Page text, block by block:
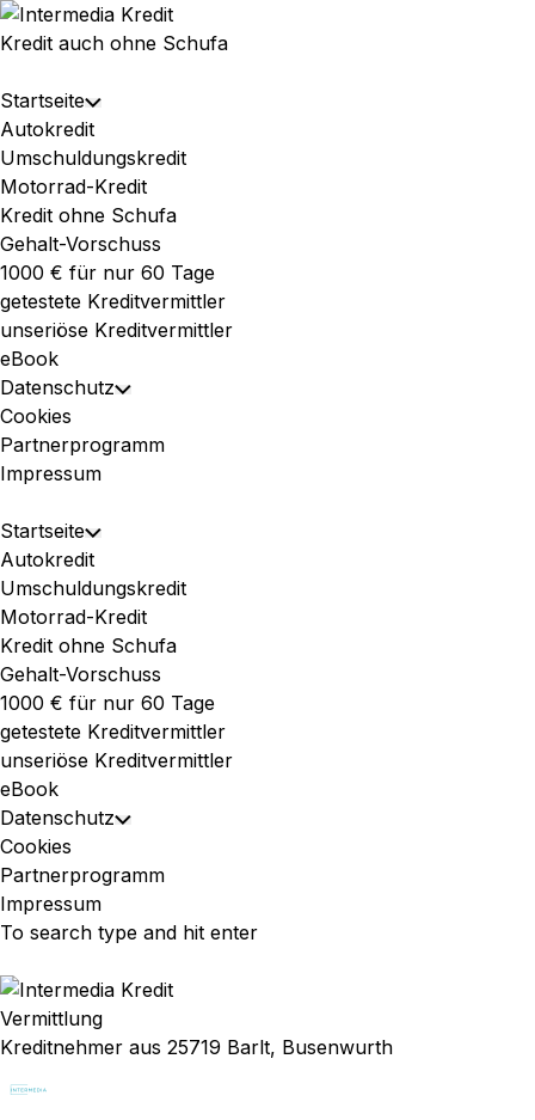
Skip
to
Kredit auch ohne Schufa
Expand
Menu
Startseite Toggle
Child
Menu
Autokredit
Umschuldungskredit
Motorrad-Kredit
Kredit ohne Schufa
Gehalt-Vorschuss
1000 € für nur 60 Tage
getestete Kreditvermittler
unseriöse Kreditvermittler
eBook
Datenschutz Toggle
Menu
Cookies
Partnerprogramm
Impressum
Expand
Menu
Startseite Toggle
Child
Menu
Autokredit
Umschuldungskredit
Motorrad-Kredit
Kredit ohne Schufa
Gehalt-Vorschuss
1000 € für nur 60 Tage
getestete Kreditvermittler
unseriöse Kreditvermittler
eBook
Datenschutz Toggle
Menu
Cookies
Partnerprogramm
Impressum
Vermittlung
Kreditnehmer aus 25719 Barlt, Busenwurth